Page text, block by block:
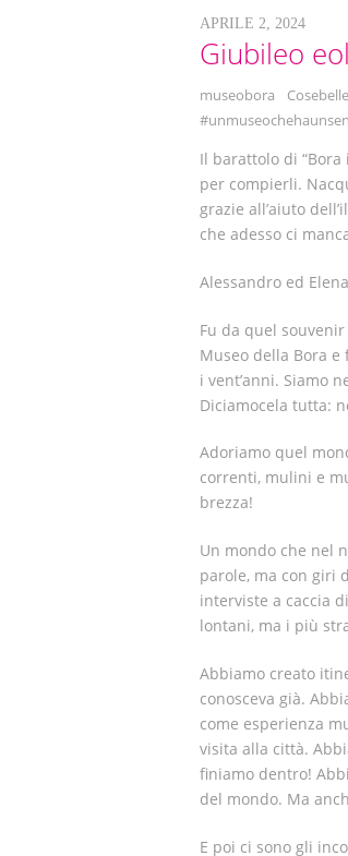
APRILE 2, 2024
Giubileo
museobora Cosebelle
Il barattolo di “Bora
per compierli.
grazie all’aiuto
che adesso ci
Alessandro ed
Fu da quel
Museo della Bora
i vent’anni. Siamo
Diciamocela tutta:
Adoriamo quel
correnti, mulini e
brezza!
Un mondo che nel
parole, ma con giri
interviste a caccia
lontani, ma i più
Abbiamo creato
conosceva già.
come esperienza
visita alla città.
finiamo dentro!
del mondo. Ma
E poi ci sono gli